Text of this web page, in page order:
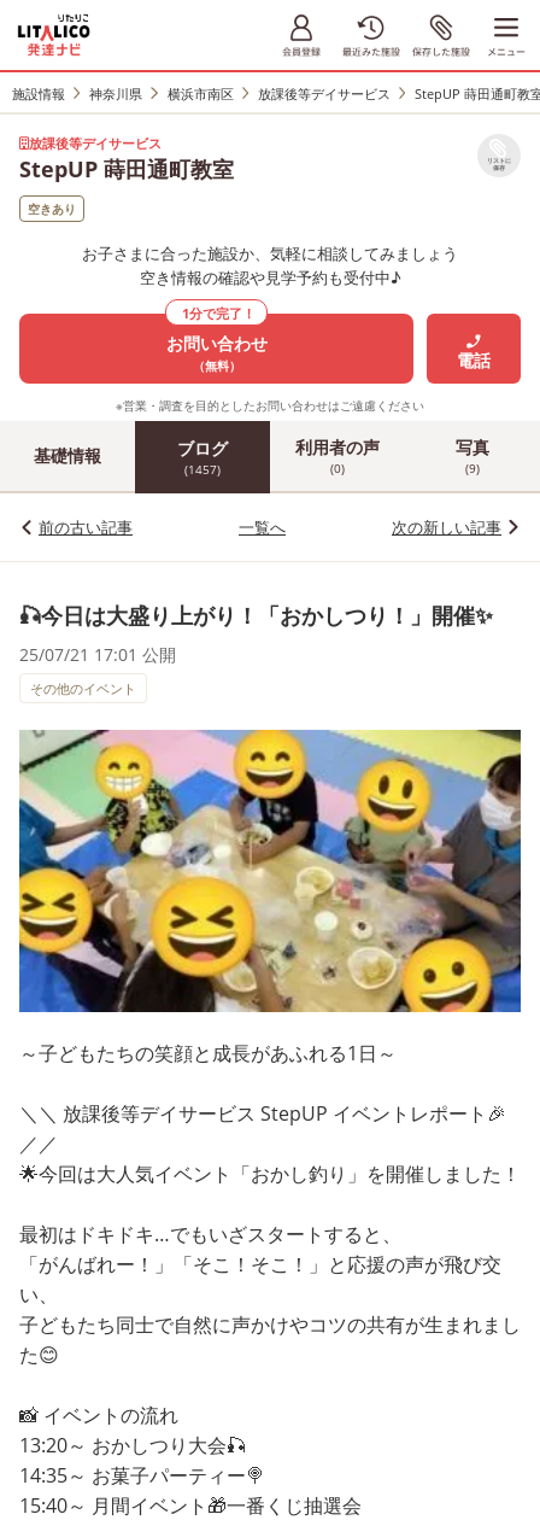
施設情報 神奈川県 横浜市南区 放課後等デイサービス StepUP 蒔田通町教
放課後等デイサービス
StepUP 蒔田通町教室 リストに
保存
空きあり
お子さまに合った施設か、気軽に相談してみましょう
空き情報の確認や見学予約も受付中♪
1分で完了！
お問い合わせ
（無料） 電話
※営業・調査を目的としたお問い合わせはご遠慮ください
基礎情報 ブログ
(1457)
利用者の声
(0)
写真
(9)
前の古い記事 一覧へ 次の新しい記事
🎣今日は大盛り上がり！「おかしつり！」開催✨
25/07/21 17:01 公開
その他のイベント
～子どもたちの笑顔と成長があふれる1日～
＼＼ 放課後等デイサービス StepUP イベントレポート🎉
／／
🌟今回は大人気イベント「おかし釣り」を開催しました！
最初はドキドキ…でもいざスタートすると、
「がんばれー！」「そこ！そこ！」と応援の声が飛び交
い、
子どもたち同士で自然に声かけやコツの共有が生まれまし
た😊
📸 イベントの流れ
13:20～ おかしつり大会🎣
14:35～ お菓子パーティー🍭
15:40～ 月間イベント🎁一番くじ抽選会